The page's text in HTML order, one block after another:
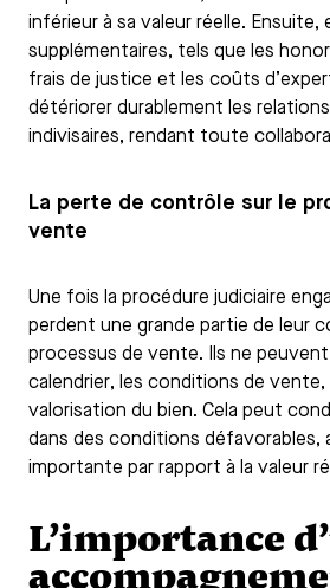
inférieur à sa valeur réelle. Ensuite,
supplémentaires, tels que les
frais de justice et les coûts
détériorer durablement les
indivisaires, rendant toute
La perte de contrôle sur le
vente
Une fois la procédure judiciaire
perdent une grande partie de leur
processus de vente. Ils ne
calendrier, les conditions de
valorisation du bien. Cela peut
dans des conditions défavorables,
importante par rapport à la valeur
L’importance